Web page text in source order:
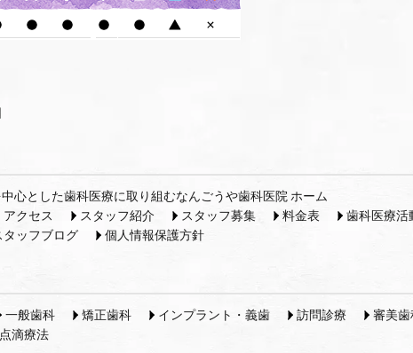
心とした歯科医療に取り組むなんごうや歯科医院 ホーム
クセス スタッフ紹介 スタッフ募集 料金表 歯科医療活
タッフブログ 個人情報保護方針
一般歯科 矯正歯科 インプラント・義歯 訪問診療 審美歯
点滴療法